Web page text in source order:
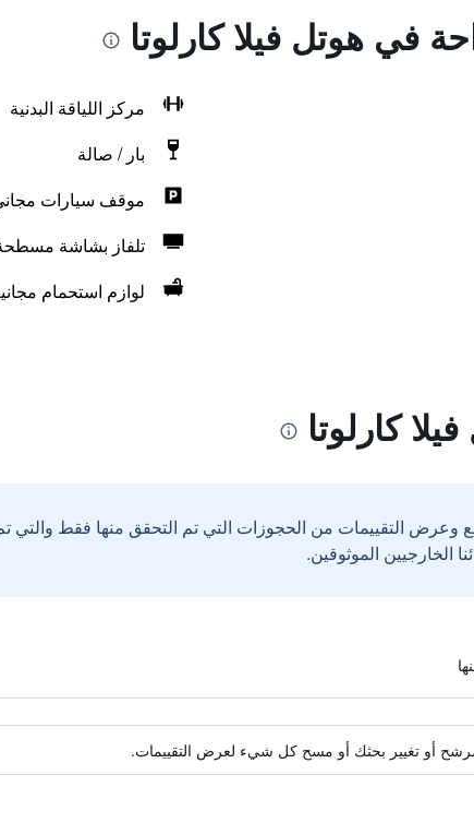
في هوتل فيلا كارلوتا
مركز اللياقة البدنية
بار / صالة
موقف سيارات
تلفاز بشاشة
لوازم استحمام
كارلوتا
وعرض التقييمات من الحجوزات التي تم التحقق منها فقط والتي
مرشح أو تغيير بحثك أو مسح كل شيء لعرض التقييمات.